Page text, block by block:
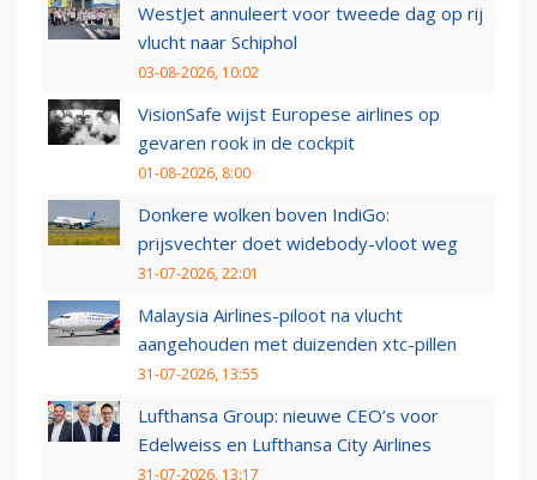
WestJet annuleert voor tweede dag op rij
vlucht naar Schiphol
03-08-2026, 10:02
VisionSafe wijst Europese airlines op
gevaren rook in de cockpit
01-08-2026, 8:00
Donkere wolken boven IndiGo:
prijsvechter doet widebody-vloot weg
31-07-2026, 22:01
Malaysia Airlines-piloot na vlucht
aangehouden met duizenden xtc-pillen
31-07-2026, 13:55
Lufthansa Group: nieuwe CEO’s voor
Edelweiss en Lufthansa City Airlines
31-07-2026, 13:17